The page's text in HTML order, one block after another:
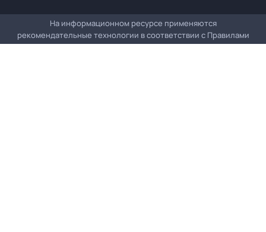
На информационном ресурсе применяются
рекомендательные технологии в соответствии с Правилами